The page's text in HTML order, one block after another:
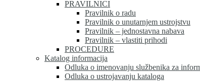
PRAVILNICI
Pravilnik o radu
Pravilnik o unutarnjem ustrojstvu
Pravilnik – jednostavna nabava
Pravilnik – vlastiti prihodi
PROCEDURE
Katalog informacija
Odluka o imenovanju službenika za
Odluka o ustrojavanju kataloga